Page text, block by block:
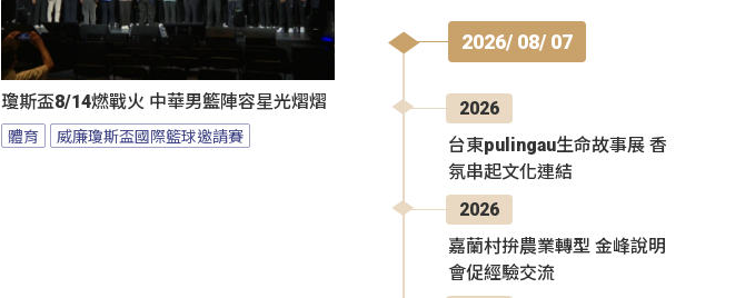
瓊斯盃8/14燃戰火 中華男籃陣容星光熠熠
體育 威廉瓊斯盃國際籃球邀請賽
2026/ 08/ 07
2026
台東pulingau生命故事展 香
氛串起文化連結
2026
嘉蘭村拚農業轉型 金峰說明
會促經驗交流